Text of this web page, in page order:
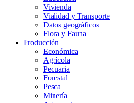
Vivienda
Vialidad y Transporte
Datos geográficos
Flora y Fauna
Producción
Económica
Agrícola
Pecuaria
Forestal
Pesca
Minería